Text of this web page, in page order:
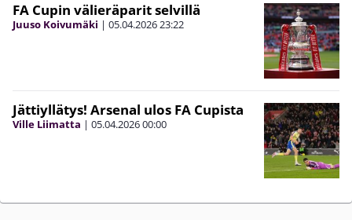
FA Cupin välieräparit selvillä
Juuso Koivumäki | 05.04.202623:22
Jättiyllätys! Arsenal ulos FA Cupista
Ville Liimatta | 05.04.202600:00